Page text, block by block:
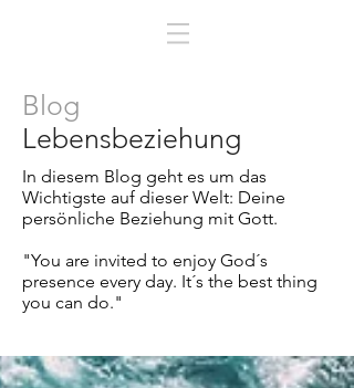
Blog
Lebensbeziehung
In diesem Blog geht es um das
Wichtigste auf dieser Welt: Deine
persönliche Beziehung mit Gott.
"You are invited to enjoy God´s
presence every day. It´s the best thing
you can do."